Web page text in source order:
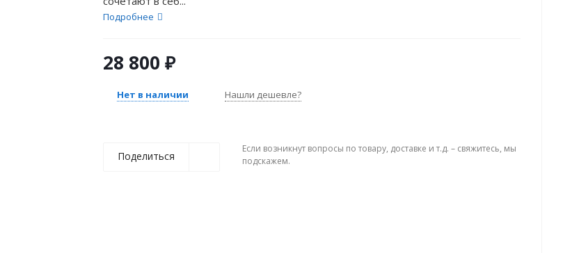
Подробнее
28 800 ₽
Нет в наличии Нашли дешевле?
Поделиться
Если возникнут вопросы по товару, доставке и т.д. – свяжитесь, мы
подскажем.